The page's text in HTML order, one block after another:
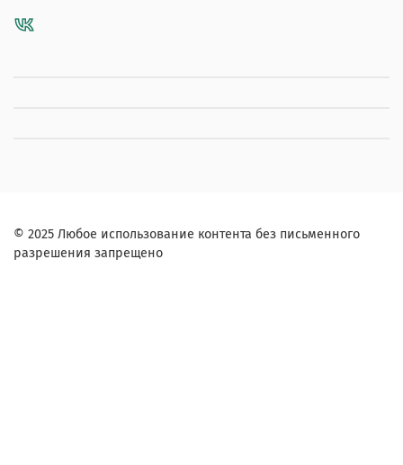
© 2025 Любое использование контента без письменного
разрешения запрещено